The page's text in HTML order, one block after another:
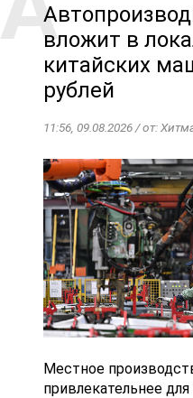
вложит в
китайских
рублей
11:56, 09.08.2026 / от:
Местное
привлекательнее